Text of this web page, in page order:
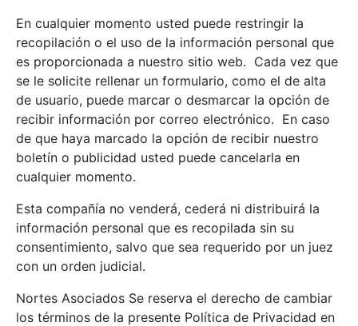
En cualquier momento usted puede restringir la
recopilación o el uso de la información personal que
es proporcionada a nuestro sitio web. Cada vez que
se le solicite rellenar un formulario, como el de alta
de usuario, puede marcar o desmarcar la opción de
recibir información por correo electrónico. En caso
de que haya marcado la opción de recibir nuestro
boletín o publicidad usted puede cancelarla en
cualquier momento.
Esta compañía no venderá, cederá ni distribuirá la
información personal que es recopilada sin su
consentimiento, salvo que sea requerido por un juez
con un orden judicial.
Nortes Asociados Se reserva el derecho de cambiar
los términos de la presente Política de Privacidad en